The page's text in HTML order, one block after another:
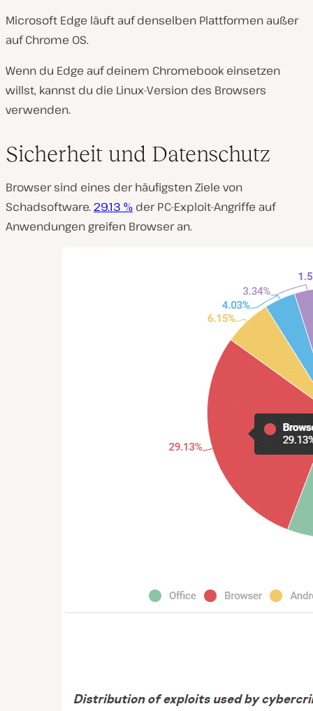
Microsoft Edge läuft auf denselben Plattformen außer
auf Chrome OS.
Wenn du Edge auf deinem Chromebook einsetzen
willst, kannst du die Linux-Version des Browsers
verwenden.
Sicherheit und Datenschutz
Browser sind eines der häufigsten Ziele von
Schadsoftware. 29.13 % der PC-Exploit-Angriffe auf
Anwendungen greifen Browser an.